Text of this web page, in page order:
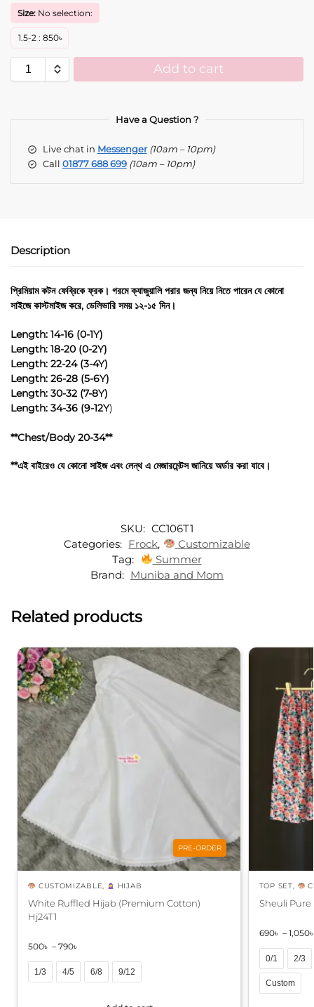
Size: No selection:
1.5-2 : 850৳
Add to cart
e
:
Have a Question ?
Live chat in Messenger (10am – 10pm)
Call 01877 688 699 (10am – 10pm)
Description
প্রিমিয়াম কটন ফেব্রিকে ফ্রক। গরমে ক্যাজুয়ালি পরার জন্য নিয়ে নিতে পারেন যে কোনো
সাইজে কাস্টমাইজ করে, ডেলিভারি সময় ১২-১৫ দিন।
Length: 14-16 (0-1Y)
Length: 18-20 (0-2Y)
Length: 22-24 (3-4Y)
Length: 26-28 (5-6Y)
Length: 30-32 (7-8Y)
Length: 34-36 (9-12Y)
**Chest/Body 20-34**
**এই বাইরেও যে কোনো সাইজ এবং লেন্থ এ মেজারমেন্টস জানিয়ে অর্ডার করা যাবে।
SKU: CC106T1
Categories: Frock,
Customizable
Tag:
Summer
Brand: Muniba and Mom
Related products
PRE-ORDER
CUSTOMIZABLE, HIJAB
White Ruffled Hijab (Premium Cotton)
Hj24T1
500৳ – 790৳
1/3 4/5 6/8 9/12
TOP SET,
Sheuli Pure
690৳ – 1,050
0/1 2/3
Custom